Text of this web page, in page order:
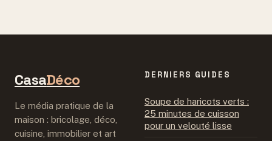
de votre réception
CasaDéco
Le média pratique de la
maison : bricolage, déco,
cuisine, immobilier et art
DERNIERS GUIDES
Soupe de haricots verts :
25 minutes de cuisson
pour un velouté lisse